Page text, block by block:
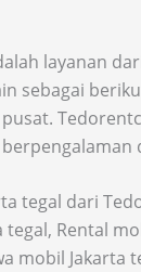
layanan
sebagai
tegal dari
tegal, Rental
mobil Jakarta